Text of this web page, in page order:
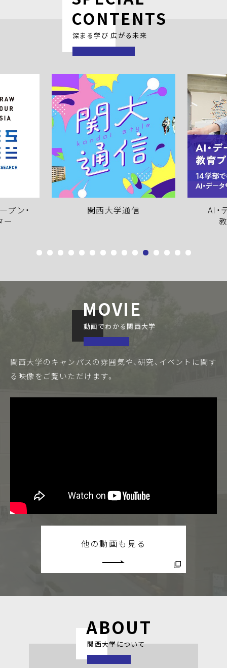
CONTENTS
深まる学び 広がる未来
関西大学通信
AI・データサイエンス
MOVIE
動画でわかる関西大学
関西大学のキャンパスの雰囲気や、研究、イベントに関す
る 映像をご覧いただけます。
他の動画も見る
ABOUT
関西大学について